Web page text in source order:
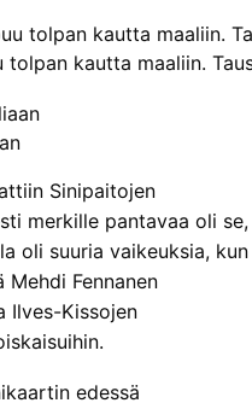
tolpan kautta maaliin.
Sinipaitojen
merkille pantavaa oli se,
oli suuria vaikeuksia, kun
Mehdi Fennanen
Ilves-Kissojen